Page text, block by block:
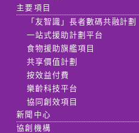
主要項目
「友智識」長者數碼共融計劃
一站式援助計劃平台
食物援助旗艦項目
共享價值計劃
按效益付費
樂齡科技平台
協同創效項目
新聞中心
協創機構